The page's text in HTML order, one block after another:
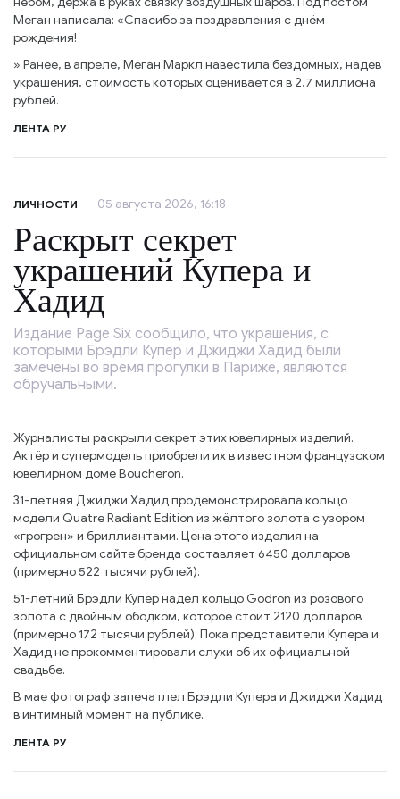
Меган написала: «Спасибо за поздравления с днём
рождения!
» Ранее, в апреле, Меган Маркл навестила бездомных, надев
украшения, стоимость которых оценивается в 2,7 миллиона
рублей.
ЛЕНТА РУ
ЛИЧНОСТИ 05 августа 2026, 16:18
Раскрыт секрет
украшений Купера и
Хадид
Издание Page Six сообщило, что украшения, с
которыми Брэдли Купер и Джиджи Хадид были
замечены во время прогулки в Париже, являются
обручальными.
Журналисты раскрыли секрет этих ювелирных изделий.
Актёр и супермодель приобрели их в известном французском
ювелирном доме Boucheron.
31-летняя Джиджи Хадид продемонстрировала кольцо
модели Quatre Radiant Edition из жёлтого золота с узором
«грогрен» и бриллиантами. Цена этого изделия на
официальном сайте бренда составляет 6450 долларов
(примерно 522 тысячи рублей).
51-летний Брэдли Купер надел кольцо Godron из розового
золота с двойным ободком, которое стоит 2120 долларов
(примерно 172 тысячи рублей). Пока представители Купера и
Хадид не прокомментировали слухи об их официальной
свадьбе.
В мае фотограф запечатлел Брэдли Купера и Джиджи Хадид
в интимный момент на публике.
ЛЕНТА РУ